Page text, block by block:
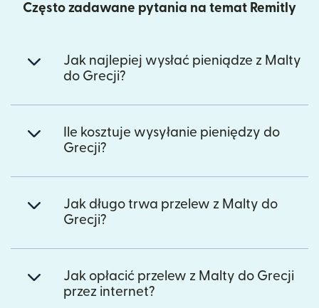
Często zadawane pytania na temat Remitly
Jak najlepiej wysłać pieniądze z Malty
do Grecji?
Ile kosztuje wysyłanie pieniędzy do
Grecji?
Jak długo trwa przelew z Malty do
Grecji?
Jak opłacić przelew z Malty do Grecji
przez internet?